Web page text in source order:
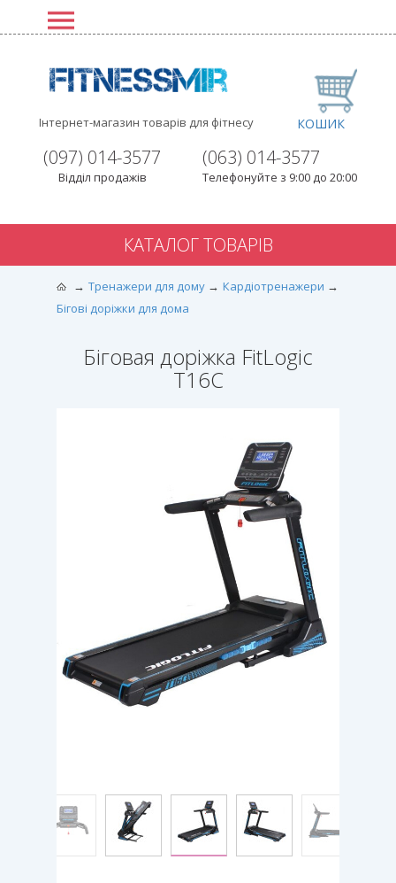
Інтернет-магазин товарів для фітнесу
(063) 014-3577
Телефонуйте з 9:00 до 20:00
(097) 014-3577
Відділ продажів
КОШИК
КАТАЛОГ ТОВАРІВ
Тренажери для дому
Кардіотренажери
Бігові доріжки для дома
Біговая доріжка FitLogic
Т16C